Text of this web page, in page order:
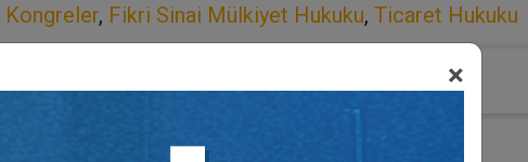
×
Kongreler, Fikri Sinai Mülkiyet Hukuku, Ticaret Hukuku